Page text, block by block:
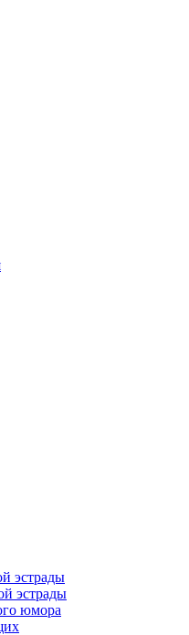
эстрады
эстрады
юмора